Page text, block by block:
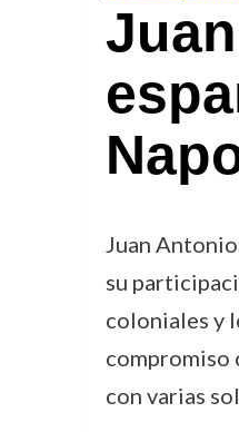
Juan
su
coloniales y
compromiso
con varias